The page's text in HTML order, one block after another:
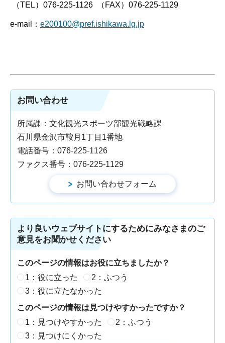
（TEL）076-225-1126 （FAX）076-225-1129
e-mail： e200100@pref.ishikawa.lg.jp
お問い合わせ
所属課：文化観光スポーツ部観光戦略課
石川県金沢市鞍月1丁目1番地
電話番号：076-225-1126
ファクス番号：076-225-1129
より良いウェブサイトにするためにみなさまのご
意見をお聞かせください
このページの情報はお役に立ちましたか？
1：役に立った
2：ふつう
3：役に立たなかった
このページの情報は見つけやすかったですか？
1：見つけやすかった
2：ふつう
3：見つけにくかった